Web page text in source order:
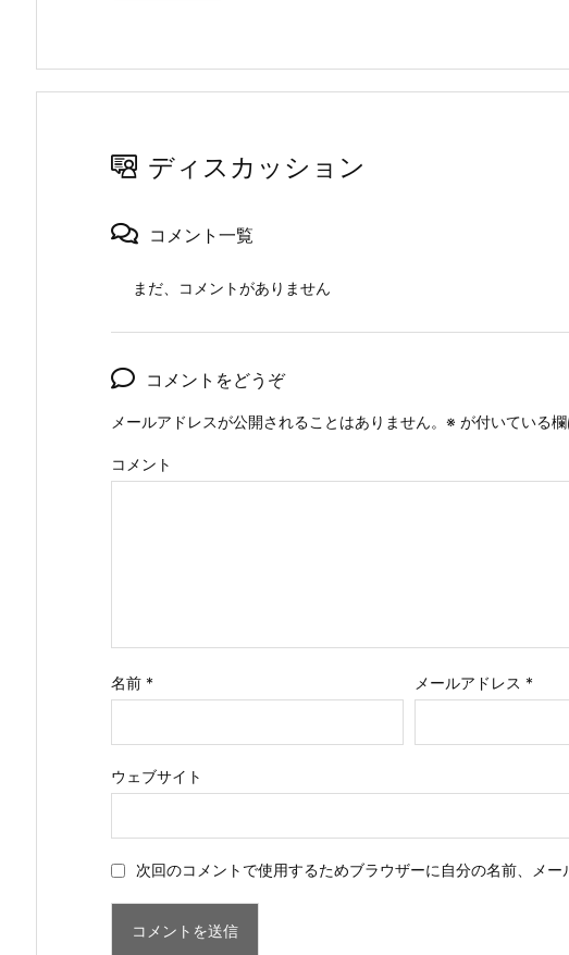
ディスカッション
コメント一覧
まだ、コメントがありません
コメントをどうぞ
メールアドレスが公開されることはありません。 ※ が付いている
コメント
名前 * メールアドレス *
ウェブサイト
次回のコメントで使用するためブラウザーに自分の名前、メー